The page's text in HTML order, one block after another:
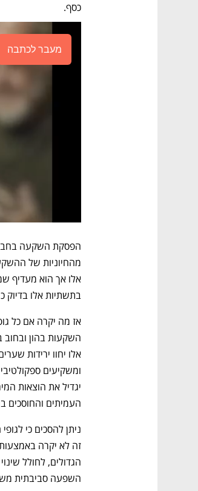
כסף.
מעבר לכתבה
בתשתיות אלו בדיוק
העמיתים והחוסכים